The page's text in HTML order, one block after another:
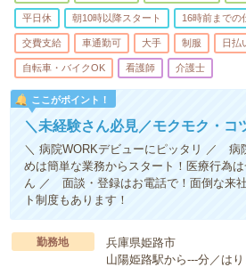
平日休 朝10時以降スタート 16時前までの
交費支給 車通勤可 大手 制服 日払
自転車・バイクOK 看護師 介護士
ここがポイント！
＼未経験さん必見／モクモク・コ
＼ 病院WORKデビューにピッタリ ／ 病
めは簡単な業務からスタート！医療行為
ん ／ 面談・登録はお電話で！面倒な来
ト制度もあります！
勤務地
兵庫県姫路市
山陽姫路駅から---分／は